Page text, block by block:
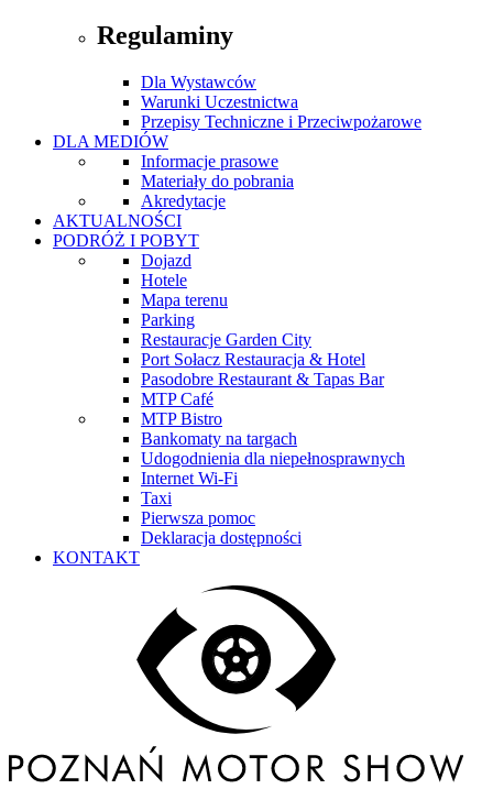
Regulaminy
Dla Wystawców
Warunki Uczestnictwa
Przepisy Techniczne i Przeciwpożarowe
DLA MEDIÓW
Informacje prasowe
Materiały do pobrania
Akredytacje
AKTUALNOŚCI
PODRÓŻ I POBYT
Dojazd
Hotele
Mapa terenu
Parking
Restauracje Garden City
Port Sołacz Restauracja & Hotel
Pasodobre Restaurant & Tapas Bar
MTP Café
MTP Bistro
Bankomaty na targach
Udogodnienia dla niepełnosprawnych
Internet Wi-Fi
Taxi
Pierwsza pomoc
Deklaracja dostępności
KONTAKT